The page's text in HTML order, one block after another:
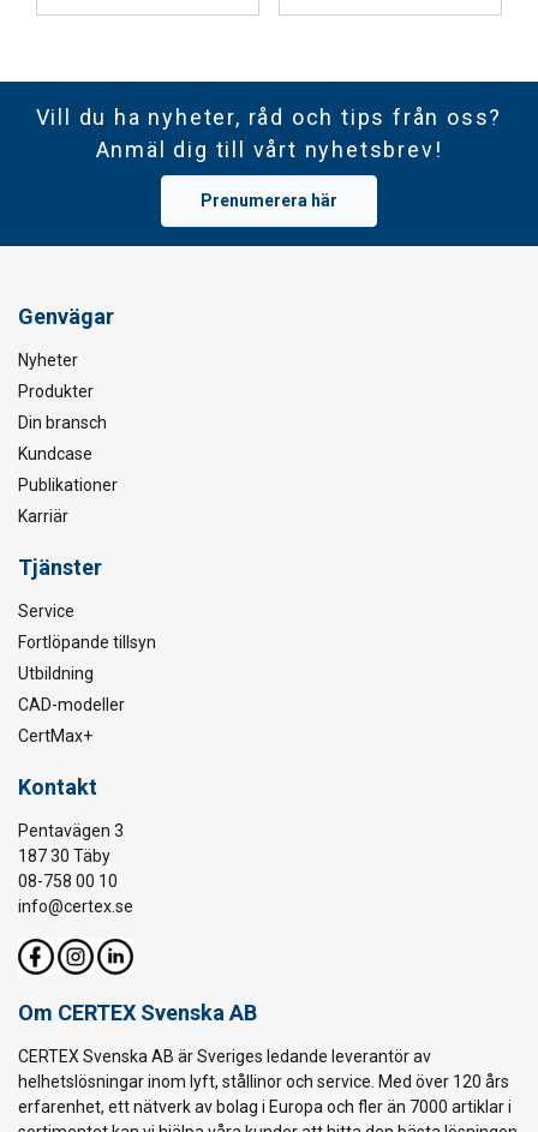
Vill du ha nyheter, råd och tips från oss?
Anmäl dig till vårt nyhetsbrev!
Prenumerera här
Genvägar
Nyheter
Produkter
Din bransch
Kundcase
Publikationer
Karriär
Tjänster
Service
Fortlöpande tillsyn
Utbildning
CAD-modeller
CertMax+
Kontakt
Pentavägen 3
187 30 Täby
08-758 00 10
info@certex.se
Om CERTEX Svenska AB
CERTEX Svenska AB är Sveriges ledande leverantör av
helhetslösningar inom lyft, stållinor och service. Med över 120 års
erfarenhet, ett nätverk av bolag i Europa och fler än 7000 artiklar i